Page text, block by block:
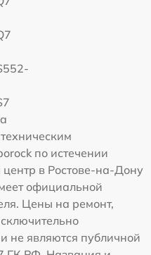
по истечении
в Ростове-на-Дону
официальной
Цены на ремонт,
не являются публичной